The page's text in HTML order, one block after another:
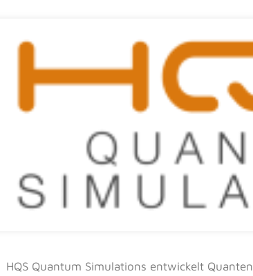
HQS Quantum Simulations entwickelt